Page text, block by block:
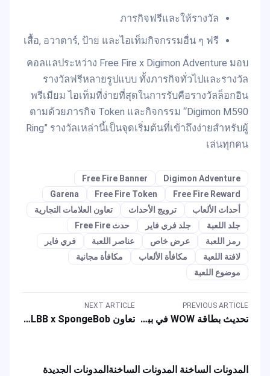
ภารกิจฟรีและให้รางวัล
เสื้อ, อวาตาร์, ป้าย และไอเท็มกิจกรรมอื่น ๆ ฟรี
คอลแลประหว่าง Free Fire x Digimon Adventure มอบ
รางวัลฟรีหลายรูปแบบ ทั้งภารกิจทั่วไปและรางวัล
พรีเมียม ไอเท็มที่ง่ายที่สุดในการรับคือรางวัลล็อกอิน
ตามด้วยภารกิจ Token และกิจกรรม “Digimon M590
Ring” รางวัลเหล่านี้เป็นจุดเริ่มต้นที่เข้าถึงง่ายสำหรับผู้
เล่นทุกคน
Digimon Adventure
Free Fire Banner
Free Fire Reward
Free Fire Token
Garena
أحداث الألعاب
ترويج الأحداث
تعاون العلامات التجارية
جلد اللعبة
جلد فري فاير
حدث Free Fire
رمز اللعبة
عرض خاص عناصر اللعبة
فري فاير
لافتة اللعبة
مكافأة الألعاب
مكافأة مجانية
موضوع اللعبة
PREVIOUS ARTICLE
تحديث بطاقة WOW في ببجي موبايل: فعاليات اللعبة، خصومات خاصة، وعروض الشحن
NEXT ARTICLE
تعاون MLBB x SpongeBob: احصل على مظاهر أبطال مجانية ومكافآت لعب خاصة
المدونات الساخنة المدونات الساخنةالمدونات الجديدة